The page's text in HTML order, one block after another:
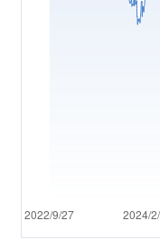
Tiếng việt